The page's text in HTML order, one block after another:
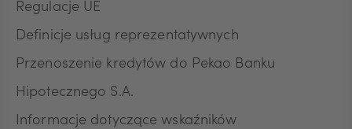
Regulacje UE
Definicje usług reprezentatywnych
Przenoszenie kredytów do Pekao Banku
Hipotecznego S.A.
Informacje dotyczące wskaźników